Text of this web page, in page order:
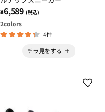
¥6,589 (税込)
2colors
4件
チラ見をする